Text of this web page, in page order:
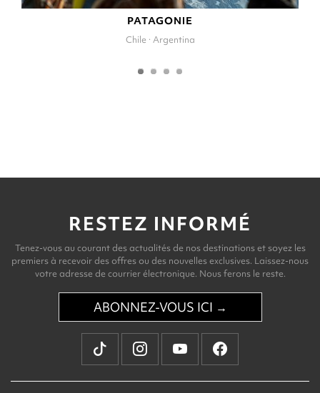
PATAGONIE
Chile · Argentina
RESTEZ INFORMÉ
Tenez-vous au courant des actualités de nos destinations et soyez les
premiers à recevoir des offres ou des nouvelles exclusives. Laissez-nous
votre adresse de courrier électronique. Nous ferons le reste.
ABONNEZ-VOUS ICI →